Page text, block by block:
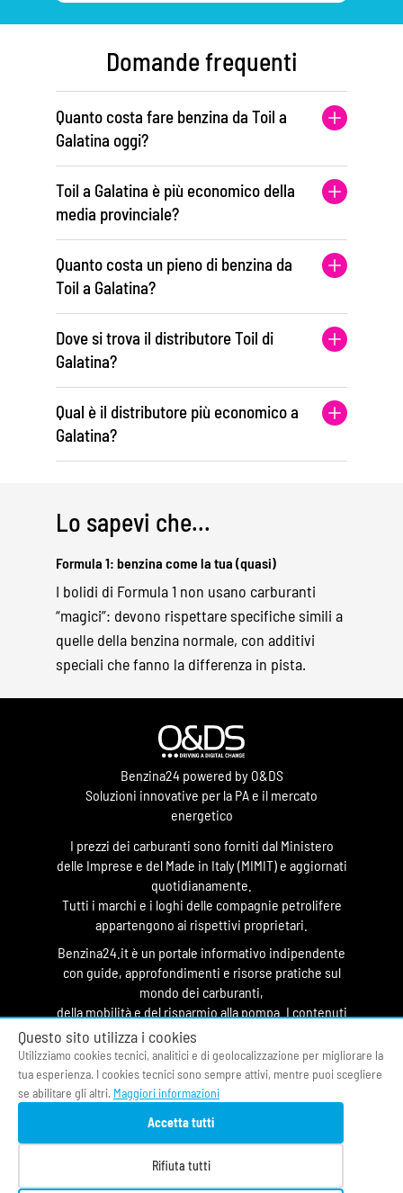
Domande frequenti
Quanto costa fare benzina da Toil a
Galatina oggi?
Toil a Galatina è più economico della
media provinciale?
Quanto costa un pieno di benzina da
Toil a Galatina?
Dove si trova il distributore Toil di
Galatina?
Qual è il distributore più economico a
Galatina?
Lo sapevi che...
Formula 1: benzina come la tua (quasi)
I bolidi di Formula 1 non usano carburanti
“magici”: devono rispettare specifiche simili a
quelle della benzina normale, con additivi
speciali che fanno la differenza in pista.
Benzina24 powered by O&DS
Soluzioni innovative per la PA e il mercato
energetico
I prezzi dei carburanti sono forniti dal Ministero
delle Imprese e del Made in Italy (MIMIT) e aggiornati
quotidianamente.
Tutti i marchi e i loghi delle compagnie petrolifere
appartengono ai rispettivi proprietari.
Benzina24.it è un portale informativo indipendente
con guide, approfondimenti e risorse pratiche sul
mondo dei carburanti,
della mobilità e del risparmio alla pompa. I contenuti
hanno finalità divulgativa e non costituiscono
testata giornalistica.
© 2026 O&DS S.r.l.
CF & P.IVA 05058400964
Cookie Policy
Contatti|Fonti|Chi siamo
Prezzi benzina oggi|Osservatorio Carburanti
Questo sito utilizza i cookies
Utilizziamo cookies tecnici, analitici e di geolocalizzazione per migliorare la
tua esperienza. I cookies tecnici sono sempre attivi, mentre puoi scegliere
se abilitare gli altri. Maggiori informazioni
Accetta tutti
Rifiuta tutti